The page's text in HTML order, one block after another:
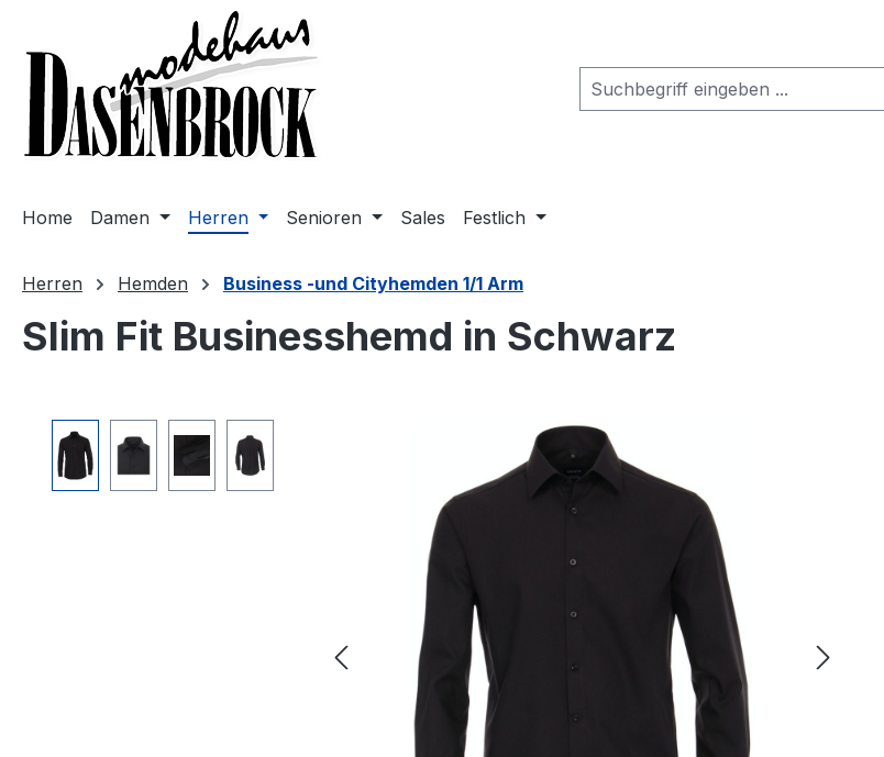
Hauptinhalt springen
Zur Hauptnavigation springen
Home Damen Herren Senioren Sales Festlich
Herren Hemden Business -und Cityhemden 1/1 Arm
Slim Fit Businesshemd in Schwarz
Bildergalerie überspringen